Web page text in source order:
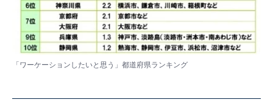
「ワーケーションしたいと思う」都道府県ランキング